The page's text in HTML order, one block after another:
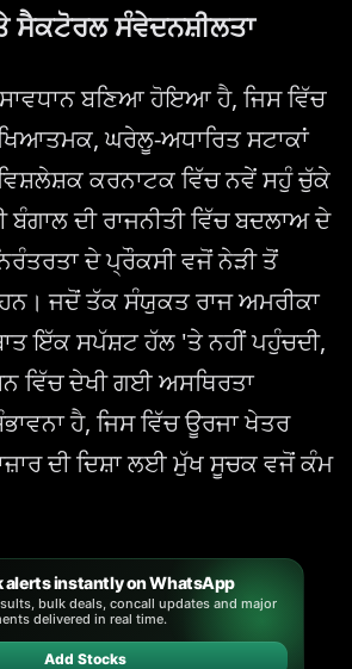
ਸੈਕਟੋਰਲ ਸੰਵੇਦਨਸ਼ੀਲਤਾ
ਬਣਿਆ ਹੋਇਆ ਹੈ, ਜਿਸ ਵਿੱਚ
ਘਰੇਲੂ-ਅਧਾਰਿਤ ਸਟਾਕਾਂ
ਕਰਨਾਟਕ ਵਿੱਚ ਨਵੇਂ ਸਹੁੰ ਚੁੱਕੇ
ਦੀ ਰਾਜਨੀਤੀ ਵਿੱਚ ਬਦਲਾਅ ਦੇ
ਦੇ ਪ੍ਰੌਕਸੀ ਵਜੋਂ ਨੇੜੀ ਤੋਂ
ਜਦੋਂ ਤੱਕ ਸੰਯੁਕਤ ਰਾਜ ਅਮਰੀਕਾ
ਇੱਕ ਸਪੱਸ਼ਟ ਹੱਲ 'ਤੇ ਨਹੀਂ ਪਹੁੰਚਦੀ,
ਵਿੱਚ ਦੇਖੀ ਗਈ ਅਸਥਿਰਤਾ
ਹੈ, ਜਿਸ ਵਿੱਚ ਊਰਜਾ ਖੇਤਰ
ਦੀ ਦਿਸ਼ਾ ਲਈ ਮੁੱਖ ਸੂਚਕ ਵਜੋਂ ਕੰਮ
alerts instantly on WhatsApp
bulk deals, concall updates and major
delivered in real time.
Add Stocks